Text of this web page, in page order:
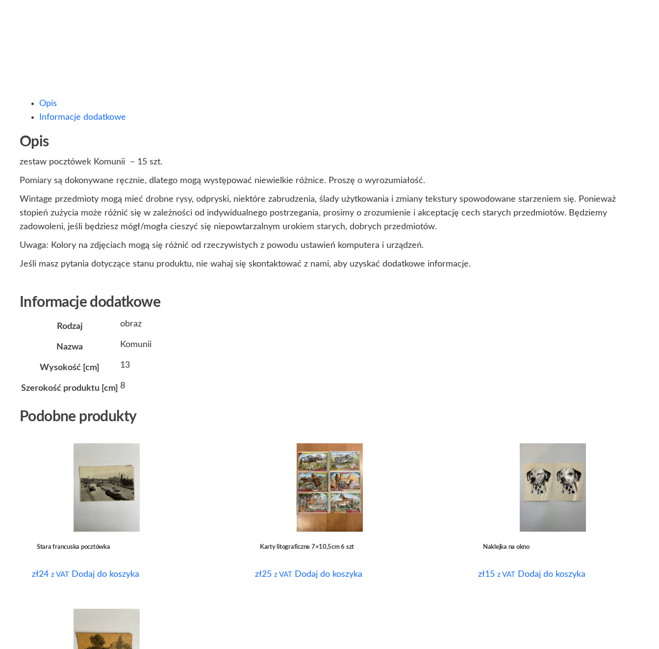
Opis
Informacje dodatkowe
Opis
zestaw pocztówek Komunii – 15 szt.
Pomiary są dokonywane ręcznie, dlatego mogą występować niewielkie różnice. Proszę o wyrozumiałość.
Wintage przedmioty mogą mieć drobne rysy, odpryski, niektóre zabrudzenia, ślady użytkowania i zmiany tekstury spowodowane starzeniem się. Ponieważ
stopień zużycia może różnić się w zależności od indywidualnego postrzegania, prosimy o zrozumienie i akceptację cech starych przedmiotów. Będziemy
zadowoleni, jeśli będziesz mógł/mogła cieszyć się niepowtarzalnym urokiem starych, dobrych przedmiotów.
Uwaga: Kolory na zdjęciach mogą się różnić od rzeczywistych z powodu ustawień komputera i urządzeń.
Jeśli masz pytania dotyczące stanu produktu, nie wahaj się skontaktować z nami, aby uzyskać dodatkowe informacje.
Informacje dodatkowe
Rodzaj obraz
Nazwa Komunii
Wysokość [cm] 13
Szerokość produktu [cm] 8
Podobne produkty
Stara francuska pocztówka
zł24 z VAT Dodaj do koszyka
Karty litograficzne 7×10,5cm 6 szt
zł25 z VAT Dodaj do koszyka
Naklejka na okno
zł15 z VAT Dodaj do koszyka